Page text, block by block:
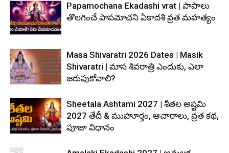
Papamochana Ekadashi vrat | పాపాలు
తొలగించే పాపమోచని ఏకాదశి వ్రత మహత్యం
Masa Shivaratri 2026 Dates | Masik
Shivaratri | మాస శివరాత్రి ఎందుకు, ఎలా
జరుపుకోవాలి?
Sheetala Ashtami 2027 | శీతల అష్టమి
2027 తేదీ & ముహూర్తం, ఆచారాలు, వ్రత కథ,
పూజా విధానం